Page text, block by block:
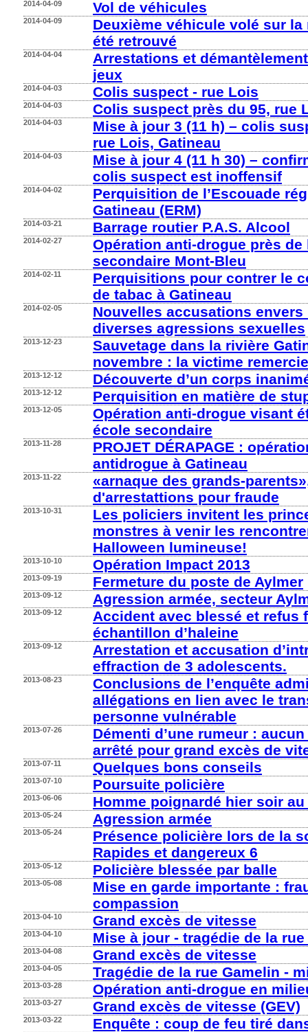
Vol de véhicules
2014-04-09
Deuxième véhicule volé sur la
été retrouvé
2014-04-09
Arrestations et
jeux
2014-04-04
Colis suspect - rue Lois
2014-04-03
Colis suspect près du 95, rue
2014-04-03
Mise à jour 3 (11 h) – colis
rue Lois, Gatineau
2014-04-03
Mise à jour 4 (11 h 30) –
colis suspect est inoffensif
2014-04-03
Perquisition de l’Escouade
Gatineau (ERM)
2014-04-02
Barrage routier P.A.S. Alcool
2014-03-21
Opération anti-drogue près de
secondaire Mont-Bleu
2014-02-27
Perquisitions pour contrer le
de tabac à Gatineau
2014-02-11
Nouvelles accusations
diverses agressions sexuelles
2014-02-05
Sauvetage dans la rivière
novembre : la victime
2013-12-23
Découverte d’un corps
2013-12-12
Perquisition en matière de
2013-12-12
Opération anti-drogue visant
école secondaire
2013-12-05
PROJET DÉRAPAGE :
antidrogue à Gatineau
2013-11-28
«arnaque des grands-
d'arrestattions pour fraude
2013-11-22
Les policiers invitent les
monstres à venir les
Halloween lumineuse!
2013-10-31
Opération Impact 2013
2013-10-10
Fermeture du poste de Aylmer
2013-09-19
Agression armée, secteur
2013-09-12
Accident avec blessé et refus
échantillon d’haleine
2013-09-12
Arrestation et accusation
effraction de 3 adolescents.
2013-09-12
Conclusions de l’enquête
allégations en lien avec le
personne vulnérable
2013-08-23
Démenti d’une rumeur :
arrêté pour grand excès de
2013-07-26
Quelques bons conseils
2013-07-11
Poursuite policière
2013-07-10
Homme poignardé hier soir
2013-06-06
Agression armée
2013-05-24
Présence policière lors de la
Rapides et dangereux 6
2013-05-24
Policière blessée par balle
2013-05-12
Mise en garde importante :
compassion
2013-05-08
Grand excès de vitesse
2013-04-10
Mise à jour - tragédie de la
2013-04-10
Grand excès de vitesse
2013-04-08
Tragédie de la rue Gamelin -
2013-04-05
Opération anti-drogue en
2013-03-28
Grand excès de vitesse (GEV)
2013-03-27
Enquête : coup de feu tiré
2013-03-22